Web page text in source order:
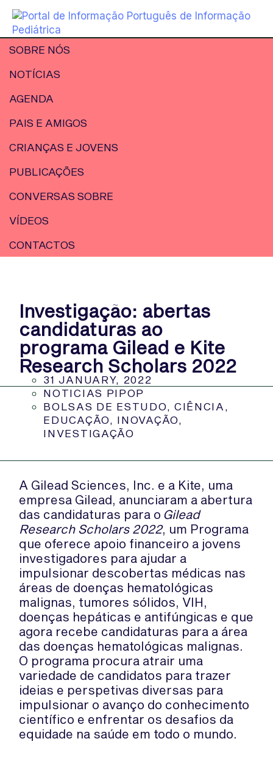
SOBRE NÓS
NOTÍCIAS
AGENDA
PAIS E AMIGOS
CRIANÇAS E JOVENS
PUBLICAÇÕES
CONVERSAS SOBRE
VÍDEOS
CONTACTOS
Investigação: abertas
candidaturas ao
programa Gilead e Kite
Research Scholars 2022
31 JANUARY, 2022
NOTICIAS PIPOP
BOLSAS DE ESTUDO
CIÊNCIA
EDUCAÇÃO
INOVAÇÃO
INVESTIGAÇÃO
A Gilead Sciences, Inc. e a Kite, uma
empresa Gilead, anunciaram a abertura
das candidaturas para o Gilead
Research Scholars 2022, um Programa
que oferece apoio financeiro a jovens
investigadores para ajudar a
impulsionar descobertas médicas nas
áreas de doenças hematológicas
malignas, tumores sólidos, VIH,
doenças hepáticas e antifúngicas e que
agora recebe candidaturas para a área
das doenças hematológicas malignas.
O programa procura atrair uma
variedade de candidatos para trazer
ideias e perspetivas diversas para
impulsionar o avanço do conhecimento
científico e enfrentar os desafios da
equidade na saúde em todo o mundo.